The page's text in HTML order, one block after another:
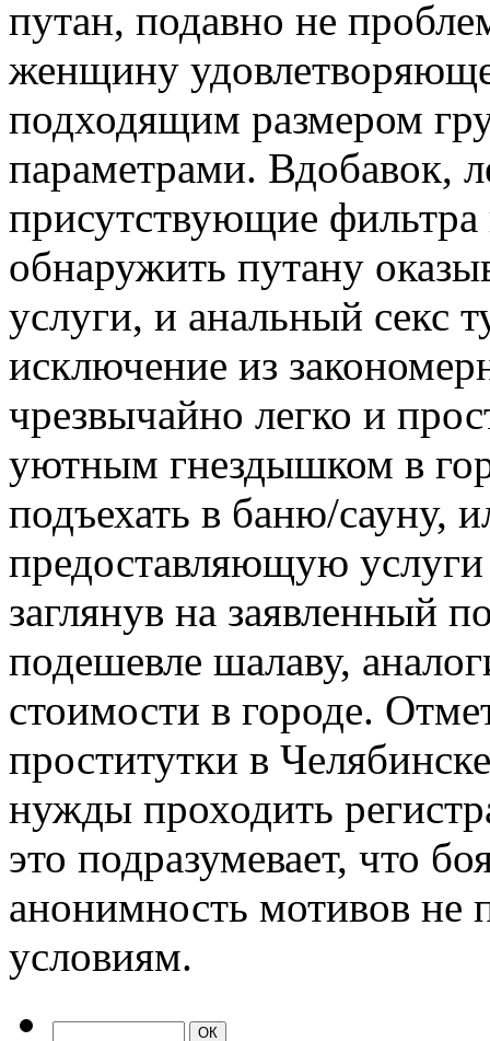
путан, подавно не
женщину
подходящим размером
параметрами. Вдобавок,
присутствующие фильтра
обнаружить путану
услуги, и анальный секс
исключение из
чрезвычайно легко и
уютным гнездышком в
подъехать в баню/сауну,
предоставляющую услуги
заглянув на заявленный
подешевле шалаву,
стоимости в городе.
проститутки в
нужды проходить
это подразумевает, что
анонимность мотивов не
условиям.